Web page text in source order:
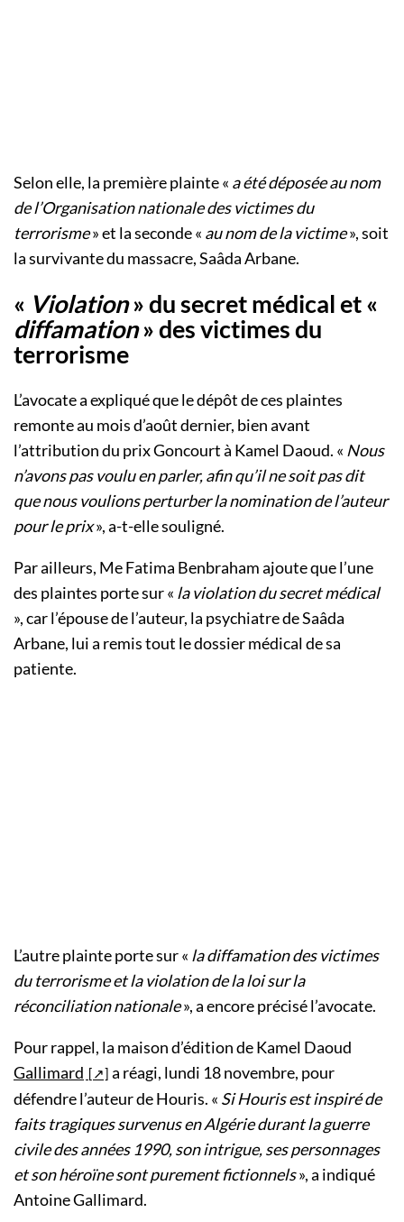
Selon elle, la première plainte « a été déposée au nom
de l’Organisation nationale des victimes du
terrorisme» et la seconde « au nom de la victime», soit
la survivante du massacre, Saâda Arbane.
« Violation» du secret médical et «
diffamation» des victimes du
terrorisme
L’avocate a expliqué que le dépôt de ces plaintes
remonte au mois d’août dernier, bien avant
l’attribution du prix Goncourt à Kamel Daoud. « Nous
n’avons pas voulu en parler, afin qu’il ne soit pas dit
que nous voulions perturber la nomination de l’auteur
pour le prix», a-t-elle souligné.
Par ailleurs, Me Fatima Benbraham ajoute que l’une
des plaintes porte sur « la violation du secret médical
», car l’épouse de l’auteur, la psychiatre de Saâda
Arbane, lui a remis tout le dossier médical de sa
patiente.
L’autre plainte porte sur « la diffamation des victimes
du terrorisme et la violation de la loi sur la
réconciliation nationale», a encore précisé l’avocate.
Pour rappel, la maison d’édition de Kamel Daoud
Gallimard
a réagi, lundi 18 novembre, pour
défendre l’auteur de Houris. « Si Houris est inspiré de
faits tragiques survenus en Algérie durant la guerre
civile des années 1990, son intrigue, ses personnages
et son héroïne sont purement fictionnels», a indiqué
Antoine Gallimard.